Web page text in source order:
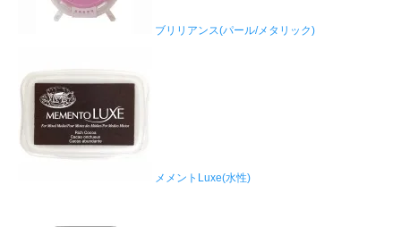
ブリリアンス(パール/メタリック)
メメントLuxe(水性)